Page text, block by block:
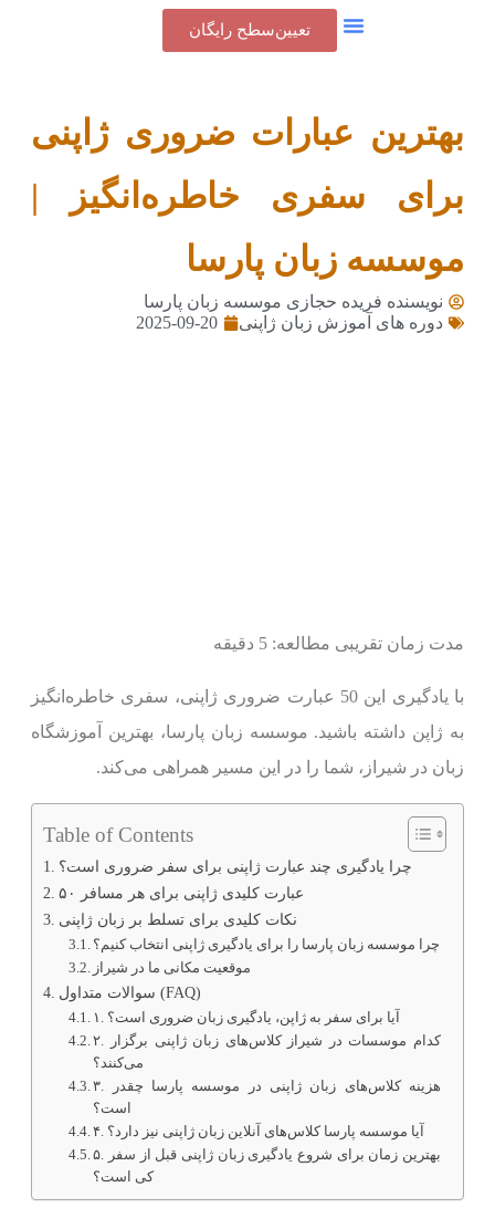
تعیین‌سطح رایگان
بهترین عبارات ضروری ژاپنی
برای سفری خاطره‌انگیز |
موسسه زبان پارسا
نویسنده فریده حجازی موسسه زبان پارسا
دوره های آموزش زبان ژاپنی
2025-09-20
مدت زمان تقریبی مطالعه: 5 دقیقه
با یادگیری این 50 عبارت ضروری ژاپنی، سفری خاطره‌انگیز
به ژاپن داشته باشید. موسسه زبان پارسا، بهترین آموزشگاه
زبان در شیراز، شما را در این مسیر همراهی می‌کند.
Table of Contents
چرا یادگیری چند عبارت ژاپنی برای سفر ضروری است؟
۵۰ عبارت کلیدی ژاپنی برای هر مسافر
نکات کلیدی برای تسلط بر زبان ژاپنی
چرا موسسه زبان پارسا را برای یادگیری ژاپنی انتخاب کنیم؟
موقعیت مکانی ما در شیراز
سوالات متداول (FAQ)
۱. آیا برای سفر به ژاپن، یادگیری زبان ضروری است؟
۲. کدام موسسات در شیراز کلاس‌های زبان ژاپنی برگزار
می‌کنند؟
۳. هزینه کلاس‌های زبان ژاپنی در موسسه پارسا چقدر
است؟
۴. آیا موسسه پارسا کلاس‌های آنلاین زبان ژاپنی نیز دارد؟
۵. بهترین زمان برای شروع یادگیری زبان ژاپنی قبل از سفر
کی است؟